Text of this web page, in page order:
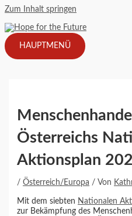
Zum Inhalt springen
HAUPTMENÜ
Österreichs
Aktionsplan
/Österreich/Europa / Von
Mit dem siebten Nationalen
zur Bekämpfung des